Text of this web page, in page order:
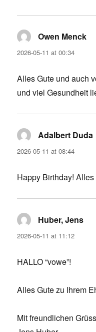
Owen Menck
2026-05-11 at 00:34
Alles Gute und auch
und viel Gesundheit
Adalbert Duda
2026-05-11 at 08:44
Happy Birthday!
Huber, Jens
2026-05-11 at 11:12
HALLO “vowe”!
Alles Gute zu Ihrem
Mit freundlichen